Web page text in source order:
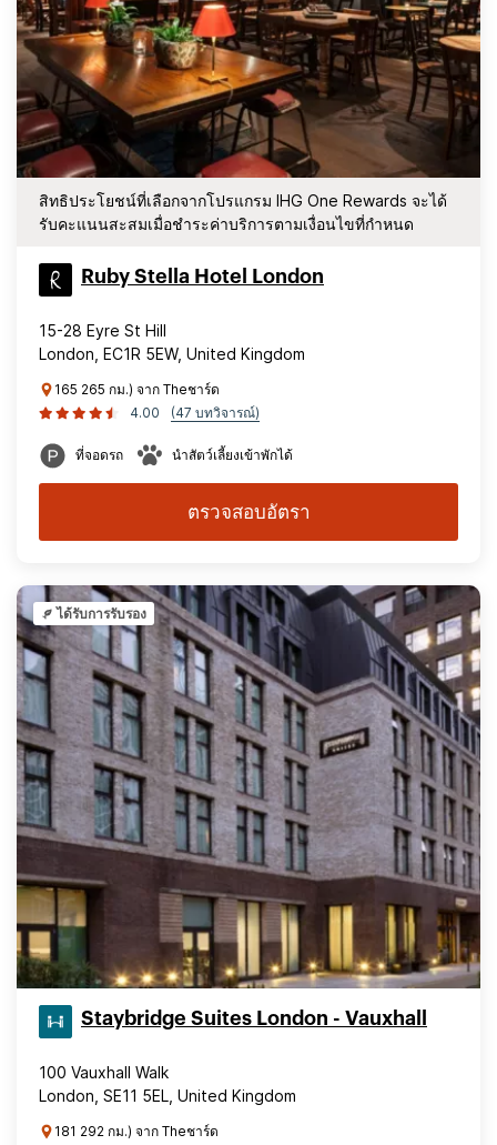
สิทธิประโยชน์ที่เลือกจากโปรแกรม IHG One Rewards จะได้
รับคะแนนสะสมเมื่อชำระค่าบริการตามเงื่อนไขที่กำหนด
Ruby Stella Hotel London
15-28 Eyre St Hill
London, EC1R 5EW, United Kingdom
165 265 กม.) จาก Theชาร์ด
4.00
(47 บทวิจารณ์)
ที่จอดรถ นำสัตว์เลี้ยงเข้าพักได้
ตรวจสอบอัตรา
ได้รับการรับรอง
Staybridge Suites London - Vauxhall
100 Vauxhall Walk
London, SE11 5EL, United Kingdom
181 292 กม.) จาก Theชาร์ด